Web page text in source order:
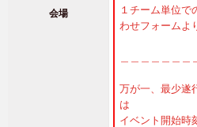
会場
１チーム単位で
わせフォームよ
万が一、最少遂
は
イベント開始時